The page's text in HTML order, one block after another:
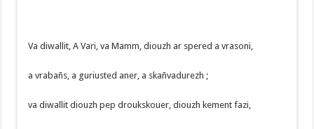
Va diwallit, A Vari, va Mamm, diouzh ar spered a vrasoni,
a vrabañs, a guriusted aner, a skañvadurezh ;
va diwallit diouzh pep droukskouer, diouzh kement fazi,